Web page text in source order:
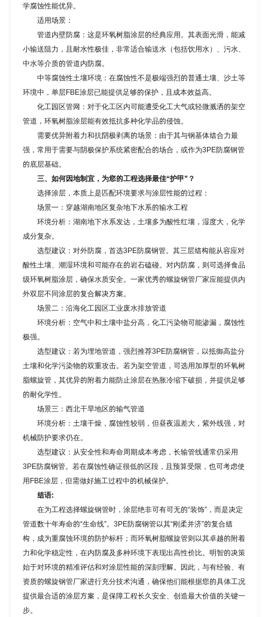
学腐蚀性能优异。
适用场景：
管道内壁防腐：这是环氧树脂涂层的经典应用。其表面光滑，能减
小输送阻力，且耐水性极佳，非常适合输送水（包括饮用水）、污水、
中水等介质的管道内防腐。
中等腐蚀性土壤环境：在腐蚀性不是极端强烈的普通土壤、沙土等
环境中，单层FBE涂层已能提供足够的保护，且成本效益高。
化工园区管网：对于化工区内可能遭受化工大气或轻微溅洒的架空
管道，环氧树脂涂层能有效抵抗多种化学品的侵蚀。
需要优异附着力和抗阴极剥离的场景：由于其与钢基体结合力最
强，常用于需要与阴极保护系统紧密配合的场合，或作为3PE防腐钢管
的底层基础。
三、如何因地制宜，为您的工程选择最佳“护甲”？
选择涂层，本质上是匹配环境要求与涂层性能的过程：
场景一：穿越湖南地区复杂地下水系的输水工程
环境分析：湖南地下水系发达，土壤多为酸性红壤，湿度大，化学
成分复杂。
选型建议：对外防腐，首选3PE防腐钢管。其三层结构能从容应对
酸性土壤、潮湿环境和可能存在的岩石磕碰。对内防腐，则可选择食品
级环氧树脂涂层，确保水质安全。一家优秀的螺旋钢管厂家应能提供内
外双层不同涂层的复合解决方案。
场景二：沿海化工园区工业废水排放管道
环境分析：空气中和土壤中盐分高，化工污染物可能渗漏，腐蚀性
极强。
选型建议：若为埋地管道，强烈推荐3PE防腐钢管，以抵御高盐分
土壤和化学污染物的双重攻击。若为架空管道，可选用加厚型的环氧树
脂螺旋管，其优异的附着力能防止涂层在热胀冷缩下破损，并提供足够
的耐化学性。
场景三：西北干旱地区的输气管道
环境分析：土壤干燥，腐蚀性较弱，但昼夜温差大，紫外线强，对
机械防护要求仍在。
选型建议：从安全性和寿命周期成本考虑，长输管线通常仍采用
3PE防腐钢管。若在腐蚀性确证很低的区段，且预算受限，也可考虑使
用FBE涂层，但需做好施工过程中的机械保护。
结语:
在为工程选择螺旋钢管时，涂层绝非可有可无的“装饰”，而是决定
管道数十年寿命的“生命线”。 3PE防腐钢管以其“刚柔并济”的复合结
构，成为重腐蚀环境的防护标杆；而环氧树脂螺旋管则以其卓越的附着
力和化学稳定性，在内防腐及多种环境下表现出高性价比。明智的决策
始于对环境的精准评估和对涂层性能的深刻理解。因此，与有经验、有
资质的螺旋钢管厂家进行充分技术沟通，确保他们能根据您的具体工况
提供最合适的涂层方案，是保障工程长久安全、创造最大价值的关键一
步。